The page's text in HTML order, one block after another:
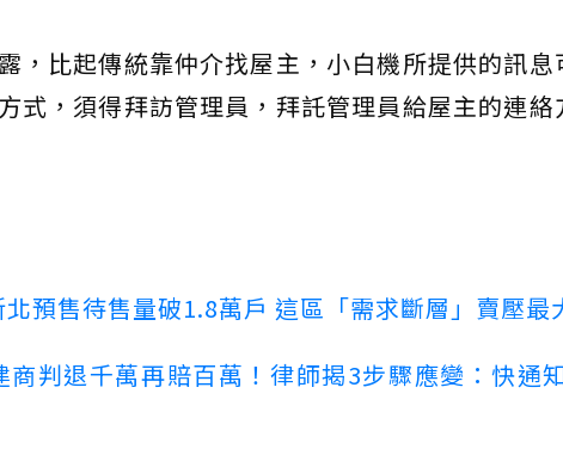
，比起傳統靠仲介找屋主，小白機所提供的訊
式，須得拜訪管理員，拜託管理員給屋主的連
預售待售量破1.8萬戶 這區「需求斷層」賣壓最
商判退千萬再賠百萬！律師揭3步驟應變：快通